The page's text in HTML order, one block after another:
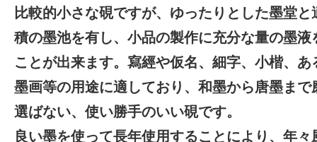
比較的小さな硯ですが、ゆったりとした墨堂と
積の墨池を有し、小品の製作に充分な量の墨液
ことが出来ます。寫經や仮名、細字、小楷、あ
墨画等の用途に適しており、和墨から唐墨まで
選ばない、使い勝手のいい硯です。
良い墨を使って長年使用することにより、年々